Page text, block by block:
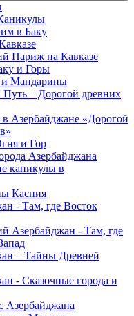
в Баку
Париж на Кавказе
и Горы
и Мандарины
– Дорогой древних
Азербайджане «Дорогой
и Гор
Азербайджана
каникулы в
Каспия
- Там, где Восток
Азербайджан - Там, где
– Тайны Древней
- Сказочные города и
Азербайджана